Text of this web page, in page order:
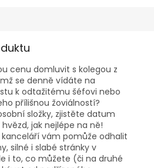
cenu domluvit s kolegou z
se denně vídáte na
k odtažitému šéfovi nebo
přílišnou žoviálností?
složky, zjistěte datum
jak nejlépe na ně!
vám pomůže odhalit
silné i slabé stránky v
i to, co můžete (či na druhé